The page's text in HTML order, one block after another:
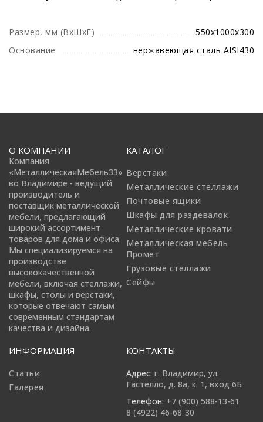
Размер, мм (ВхШхГ)
550х1000х300
Основание
нержавеющая сталь AISI430
О КОМПАНИИ
Компания
«МеталлическаяМебель33»
во Владимире - ведущий
производитель и
поставщик металлической
мебели, предлагающий
широкий ассортимент
товаров для дома и офиса.
Мы специализируемся на
производстве
высококачественной
мебели, включая стеллажи,
шкафы, столы и верстаки,
которые отвечают самым
современным стандартам
качества и дизайна.
КАТАЛОГ
Верстаки
Металлические стеллажи
Почтовые ящики
Шкафы для раздевалок
Металлические кровати
Металлическая мебель
Промет
Грузовые стеллажи
Сейфы
ИНФОРМАЦИЯ
Статьи
Галерея
КОНТАКТЫ
Адрес: г. Владимир, ул.
Гастелло, д. 8а, к. 1, вход 6Б
Телефон: +7 (900) 588-13-61
8 (4922) 46-68-30